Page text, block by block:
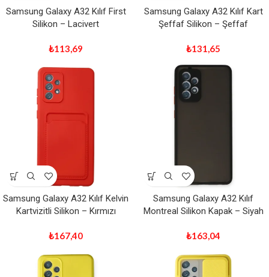
Samsung Galaxy A32 Kılıf First
Silikon – Lacivert
₺113,69
Samsung Galaxy A32 Kılıf Kart
Şeffaf Silikon – Şeffaf
₺131,65
Samsung Galaxy A32 Kılıf Kelvin
Kartvizitli Silikon – Kırmızı
₺167,40
Samsung Galaxy A32 Kılıf
Montreal Silikon Kapak – Siyah
₺163,04